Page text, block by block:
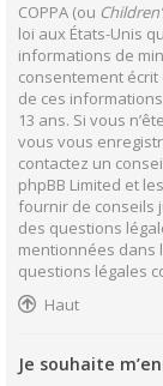
COPPA (ou
loi aux États-Unis
informations de
consentement écrit
de ces
13 ans. Si vous
vous vous
contactez un
phpBB Limited et
fournir de conseils
des questions
mentionnées dans
questions légales
Haut
Je souhaite